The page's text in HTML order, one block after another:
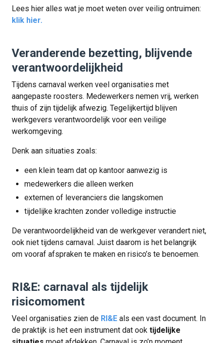
Lees hier alles wat je moet weten over veilig ontruimen:
klik hier.
Veranderende bezetting, blijvende
verantwoordelijkheid
Tijdens carnaval werken veel organisaties met
aangepaste roosters. Medewerkers nemen vrij, werken
thuis of zijn tijdelijk afwezig. Tegelijkertijd blijven
werkgevers verantwoordelijk voor een veilige
werkomgeving.
Denk aan situaties zoals:
een klein team dat op kantoor aanwezig is
medewerkers die alleen werken
externen of leveranciers die langskomen
tijdelijke krachten zonder volledige instructie
De verantwoordelijkheid van de werkgever verandert niet,
ook niet tijdens carnaval. Juist daarom is het belangrijk
om vooraf afspraken te maken en risico’s te benoemen.
RI&E: carnaval als tijdelijk
risicomoment
Veel organisaties zien de RI&E als een vast document. In
de praktijk is het een instrument dat ook tijdelijke